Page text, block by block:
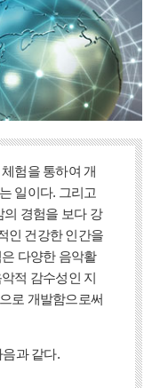
험을 통하여 개
일이다. 그리고
의 경험을 보다 강
인 건강한 인간을
다양한 음악활
적 감수성인 지
로 개발함으로써
과 같다.